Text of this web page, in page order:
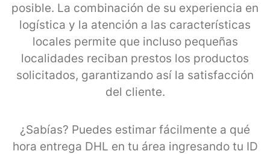
posible. La combinación de su experiencia en
logística y la atención a las características
locales permite que incluso pequeñas
localidades reciban prestos los productos
solicitados, garantizando así la satisfacción
del cliente.
¿Sabías? Puedes estimar fácilmente a qué
hora entrega DHL en tu área ingresando tu ID